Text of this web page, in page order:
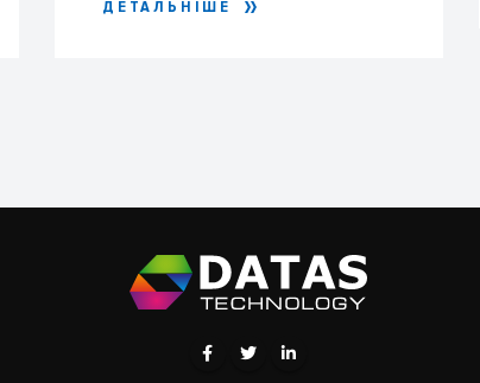
ДЕТАЛЬНІШЕ